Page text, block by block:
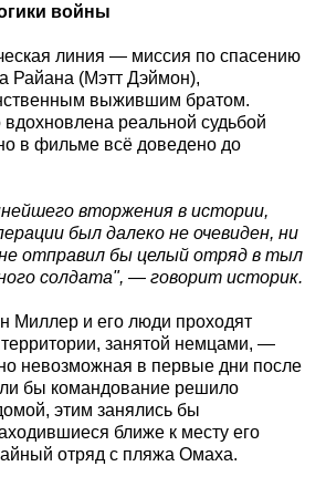
войны
линия — миссия по спасению
Райана (Мэтт Дэймон),
выжившим братом.
вдохновлена реальной судьбой
в фильме всё доведено до
вторжения в истории,
был далеко не очевиден, ни
отправил бы целый отряд в тыл
солдата", — говорит историк.
Миллер и его люди проходят
занятой немцами, —
невозможная в первые дни после
бы командование решило
этим занялись бы
ближе к месту его
отряд с пляжа Омаха.